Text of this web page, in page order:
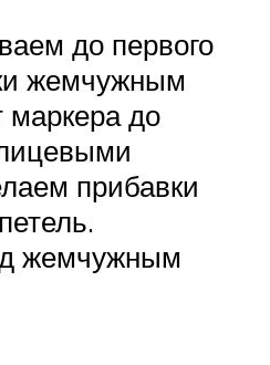
до первого
жемчужным
маркера до
прибавки
жемчужным